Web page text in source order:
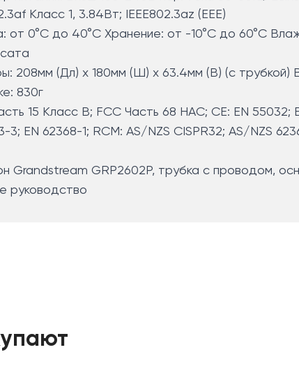
Класс 1, 3.84Вт; IEEE802.3az (EEE)
от 0°C до 40°C Хранение: от -10°C до 60°C
208мм (Дл) x 180мм (Ш) x 63.4мм (В) (с трубкой)
830г
15 Класс B; FCC Часть 68 HAC; CE: EN 55032;
3; EN 62368-1; RCM: AS/NZS CISPR32; AS/NZS
Grandstream GRP2602P, трубка с проводом,
руководство